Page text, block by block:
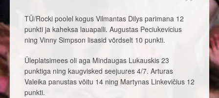
TÜ/Rocki poolel kogus Vilmantas Dilys parimana 12
punkti ja kaheksa lauapalli. Augustas Peciukevicius
ning Vinny Simpson lisasid võrdselt 10 punkti.
Üleplatsimees oli aga Mindaugas Lukauskis 23
punktiga ning kaugvisked seejuures 4/7. Arturas
Valeika panustas võitu 14 ning Martynas Linkevičius 12
punkti.